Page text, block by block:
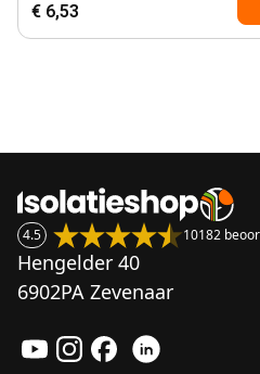
€ 6,53
4.5 10182
Hengelder 40
6902PA Zevenaar